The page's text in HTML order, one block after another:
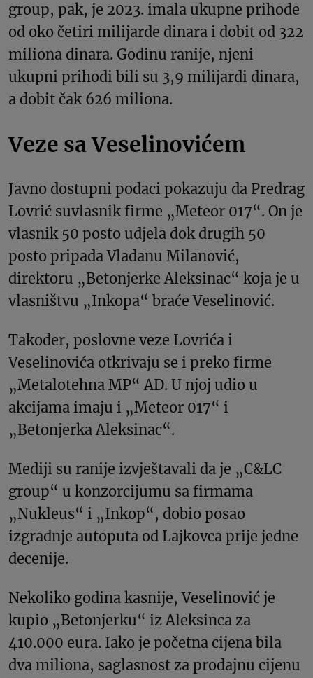
group, pak, je 2023. imala ukupne prihode
od oko četiri milijarde dinara i dobit od 322
miliona dinara. Godinu ranije, njeni
ukupni prihodi bili su 3,9 milijardi dinara,
a dobit čak 626 miliona.
Veze sa Veselinovićem
Javno dostupni podaci pokazuju da Predrag
Lovrić suvlasnik firme „Meteor 017“. On je
vlasnik 50 posto udjela dok drugih 50
posto pripada Vladanu Milanović,
direktoru „Betonjerke Aleksinac“ koja je u
vlasništvu „Inkopa“ braće Veselinović.
Također, poslovne veze Lovrića i
Veselinovića otkrivaju se i preko firme
„Metalotehna MP“ AD. U njoj udio u
akcijama imaju i „Meteor 017“ i
„Betonjerka Aleksinac“.
Mediji su ranije izvještavali da je „C&LC
group“ u konzorcijumu sa firmama
„Nukleus“ i „Inkop“, dobio posao
izgradnje autoputa od Lajkovca prije jedne
decenije.
Nekoliko godina kasnije, Veselinović je
kupio „Betonjerku“ iz Aleksinca za
410.000 eura. Iako je početna cijena bila
dva miliona, saglasnost za prodajnu cijenu